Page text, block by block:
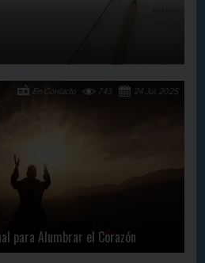
para Alumbrar el Corazón
24 Jul, 2025
743
En Contacto